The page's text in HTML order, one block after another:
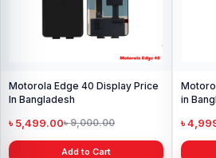
Motorola Edge 40 Display Price
In Bangladesh
৳ 5,499.00৳ 9,000.00
Add to Cart
in
৳